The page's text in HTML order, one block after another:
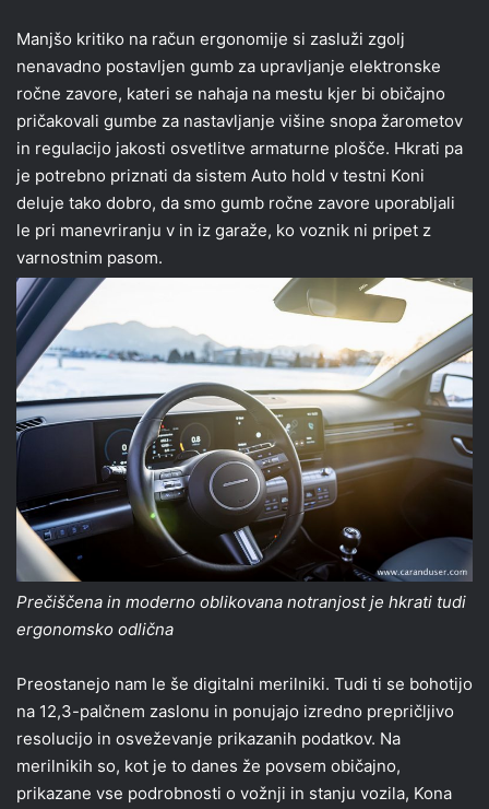
Manjšo kritiko na račun ergonomije si zasluži zgolj
nenavadno postavljen gumb za upravljanje elektronske
ročne zavore, kateri se nahaja na mestu kjer bi običajno
pričakovali gumbe za nastavljanje višine snopa žarometov
in regulacijo jakosti osvetlitve armaturne plošče. Hkrati pa
je potrebno priznati da sistem Auto hold v testni Koni
deluje tako dobro, da smo gumb ročne zavore uporabljali
le pri manevriranju v in iz garaže, ko voznik ni pripet z
varnostnim pasom.
Prečiščena in moderno oblikovana notranjost je hkrati tudi
ergonomsko odlična
Preostanejo nam le še digitalni merilniki. Tudi ti se bohotijo
na 12,3-palčnem zaslonu in ponujajo izredno prepričljivo
resolucijo in osveževanje prikazanih podatkov. Na
merilnikih so, kot je to danes že povsem običajno,
prikazane vse podrobnosti o vožnji in stanju vozila, Kona